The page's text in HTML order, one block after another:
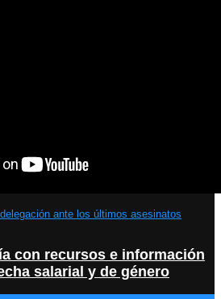
con recursos e información
salarial y de género